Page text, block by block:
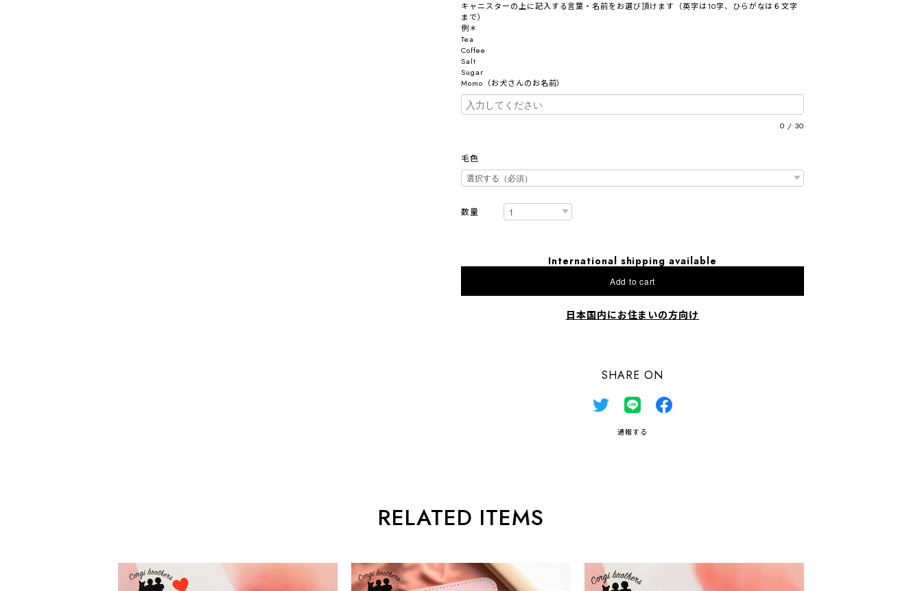
キャニスターの上に記入する言葉・名前をお選び頂けます（英字は10字、ひらがなは６文字
まで）
例＊
Tea
Coffee
Salt
Sugar
Momo（お犬さんのお名前）
0 /30
毛色
数量
International shipping available
Add to cart
日本国内にお住まいの方向け
SHARE ON
通報する
RELATED ITEMS